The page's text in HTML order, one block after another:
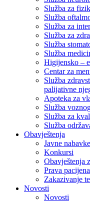
Služba za
Služba
Služba za
Služba za
Služba
Služba
Higijensko –
Centar za
Služba
palijativne
Apoteka za
Služba
Služba za
Služba
Obavještenja
Javne nabavke
Konkursi
Obavještenja
Prava
Zakazivanje
Novosti
Novosti